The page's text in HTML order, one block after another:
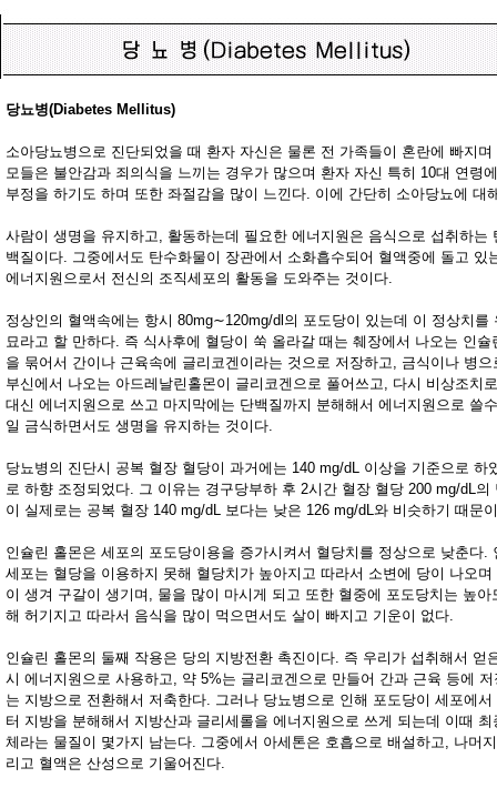
당뇨병(Diabetes Mellitus)
소아당뇨병으로 진단되었을 때 환자 자신은 물론 전 가족들이 혼란에 빠지
모들은 불안감과 죄의식을 느끼는 경우가 많으며 환자 자신 특히 10대 연령
부정을 하기도 하며 또한 좌절감을 많이 느낀다. 이에 간단히 소아당뇨에 대
사람이 생명을 유지하고, 활동하는데 필요한 에너지원은 음식으로 섭취하는
백질이다. 그중에서도 탄수화물이 장관에서 소화흡수되어 혈액중에 돌고 있
에너지원으로서 전신의 조직세포의 활동을 도와주는 것이다.
정상인의 혈액속에는 항시 80mg∼120mg/dl의 포도당이 있는데 이 정상치를
묘라고 할 만하다. 즉 식사후에 혈당이 쑥 올라갈 때는 췌장에서 나오는 인
을 묶어서 간이나 근육속에 글리코겐이라는 것으로 저장하고, 금식이나 병
부신에서 나오는 아드레날린홀몬이 글리코겐으로 풀어쓰고, 다시 비상조치
대신 에너지원으로 쓰고 마지막에는 단백질까지 분해해서 에너지원으로 쓸
일 금식하면서도 생명을 유지하는 것이다.
당뇨병의 진단시 공복 혈장 혈당이 과거에는 140 mg/dL 이상을 기준으로 하
로 하향 조정되었다. 그 이유는 경구당부하 후 2시간 혈장 혈당 200 mg/dL
이 실제로는 공복 혈장 140 mg/dL 보다는 낮은 126 mg/dL와 비슷하기 때문
인슐린 홀몬은 세포의 포도당이용을 증가시켜서 혈당치를 정상으로 낮춘다.
세포는 혈당을 이용하지 못해 혈당치가 높아지고 따라서 소변에 당이 나오
이 생겨 구갈이 생기며, 물을 많이 마시게 되고 또한 혈중에 포도당치는 높
해 허기지고 따라서 음식을 많이 먹으면서도 살이 빠지고 기운이 없다.
인슐린 홀몬의 둘째 작용은 당의 지방전환 촉진이다. 즉 우리가 섭취해서 얻
시 에너지원으로 사용하고, 약 5%는 글리코겐으로 만들어 간과 근육 등에
는 지방으로 전환해서 저축한다. 그러나 당뇨병으로 인해 포도당이 세포에
터 지방을 분해해서 지방산과 글리세롤을 에너지원으로 쓰게 되는데 이때
체라는 물질이 몇가지 남는다. 그중에서 아세톤은 호흡으로 배설하고, 나머
리고 혈액은 산성으로 기울어진다.